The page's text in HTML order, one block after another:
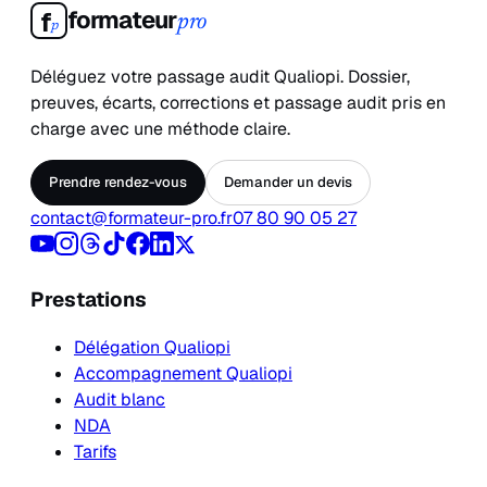
fp formateurpro
Déléguez votre passage audit Qualiopi. Dossier,
preuves, écarts, corrections et passage audit pris en
charge avec une méthode claire.
Prendre rendez-vous Demander un devis
contact@formateur-pro.fr07 80 90 05 27
Prestations
Délégation Qualiopi
Accompagnement Qualiopi
Audit blanc
NDA
Tarifs